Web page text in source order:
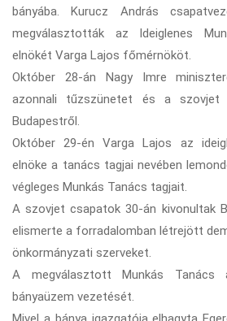
bányába. Kurucz András
megválasztották az Ideiglenes
elnökét Varga Lajos főmérnököt.
Október 28-án Nagy Imre
azonnali tűzszünetet és a szovjet
Budapestről.
Október 29-én Varga Lajos az
elnöke a tanács tagjai nevében
végleges Munkás Tanács tagjait.
A szovjet csapatok 30-án kivonultak
elismerte a forradalomban létrejött
önkormányzati szerveket.
A megválasztott Munkás Tanács
bányaüzem vezetését.